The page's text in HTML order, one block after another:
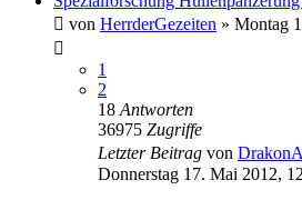
von HerrderGezeiten » Montag
1
2
18 Antworten
36975 Zugriffe
Letzter Beitrag von
Donnerstag 17. Mai 2012,